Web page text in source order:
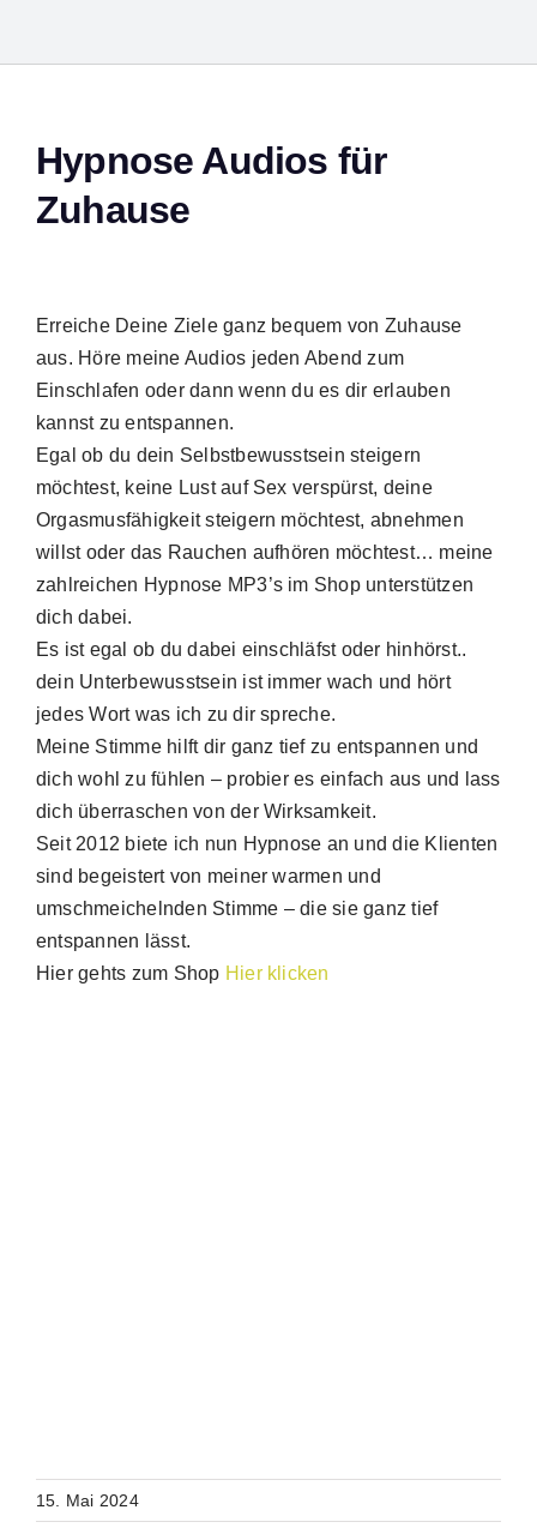
Hypnose Audios für
Zuhause
Erreiche Deine Ziele ganz bequem von Zuhause
aus. Höre meine Audios jeden Abend zum
Einschlafen oder dann wenn du es dir erlauben
kannst zu entspannen.
Egal ob du dein Selbstbewusstsein steigern
möchtest, keine Lust auf Sex verspürst, deine
Orgasmusfähigkeit steigern möchtest, abnehmen
willst oder das Rauchen aufhören möchtest… meine
zahlreichen Hypnose MP3’s im Shop unterstützen
dich dabei.
Es ist egal ob du dabei einschläfst oder hinhörst..
dein Unterbewusstsein ist immer wach und hört
jedes Wort was ich zu dir spreche.
Meine Stimme hilft dir ganz tief zu entspannen und
dich wohl zu fühlen – probier es einfach aus und lass
dich überraschen von der Wirksamkeit.
Seit 2012 biete ich nun Hypnose an und die Klienten
sind begeistert von meiner warmen und
umschmeichelnden Stimme – die sie ganz tief
entspannen lässt.
Hier gehts zum Shop Hier klicken
15. Mai 2024